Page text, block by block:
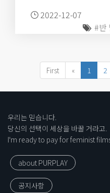
2022-12-07
#반
First « 1 2
우리는 믿습니다.
당신의 선택이 세상을 바꿀 거라고.
I'm ready to pay for feminist
about PURPLAY
공지사항